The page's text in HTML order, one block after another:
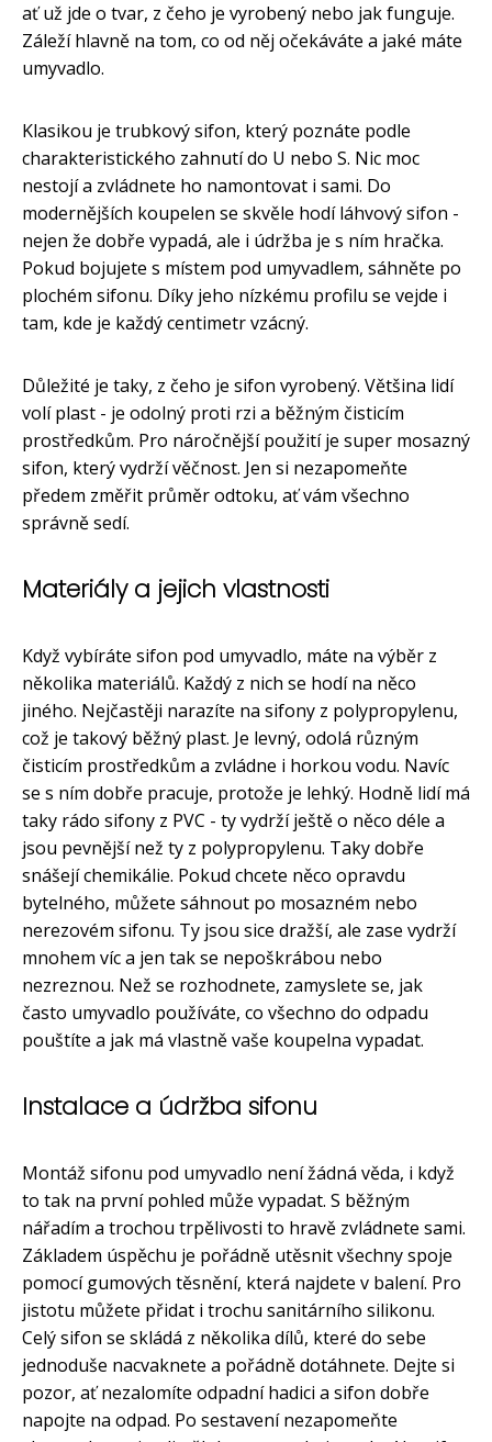
ať už jde o tvar, z čeho je vyrobený nebo jak funguje.
Záleží hlavně na tom, co od něj očekáváte a jaké máte
umyvadlo.
Klasikou je trubkový sifon, který poznáte podle
charakteristického zahnutí do U nebo S. Nic moc
nestojí a zvládnete ho namontovat i sami. Do
modernějších koupelen se skvěle hodí láhvový sifon -
nejen že dobře vypadá, ale i údržba je s ním hračka.
Pokud bojujete s místem pod umyvadlem, sáhněte po
plochém sifonu. Díky jeho nízkému profilu se vejde i
tam, kde je každý centimetr vzácný.
Důležité je taky, z čeho je sifon vyrobený. Většina lidí
volí plast - je odolný proti rzi a běžným čisticím
prostředkům. Pro náročnější použití je super mosazný
sifon, který vydrží věčnost. Jen si nezapomeňte
předem změřit průměr odtoku, ať vám všechno
správně sedí.
Materiály a jejich vlastnosti
Když vybíráte sifon pod umyvadlo, máte na výběr z
několika materiálů. Každý z nich se hodí na něco
jiného. Nejčastěji narazíte na sifony z polypropylenu,
což je takový běžný plast. Je levný, odolá různým
čisticím prostředkům a zvládne i horkou vodu. Navíc
se s ním dobře pracuje, protože je lehký. Hodně lidí má
taky rádo sifony z PVC - ty vydrží ještě o něco déle a
jsou pevnější než ty z polypropylenu. Taky dobře
snášejí chemikálie. Pokud chcete něco opravdu
bytelného, můžete sáhnout po mosazném nebo
nerezovém sifonu. Ty jsou sice dražší, ale zase vydrží
mnohem víc a jen tak se nepoškrábou nebo
nezreznou. Než se rozhodnete, zamyslete se, jak
často umyvadlo používáte, co všechno do odpadu
pouštíte a jak má vlastně vaše koupelna vypadat.
Instalace a údržba sifonu
Montáž sifonu pod umyvadlo není žádná věda, i když
to tak na první pohled může vypadat. S běžným
nářadím a trochou trpělivosti to hravě zvládnete sami.
Základem úspěchu je pořádně utěsnit všechny spoje
pomocí gumových těsnění, která najdete v balení. Pro
jistotu můžete přidat i trochu sanitárního silikonu.
Celý sifon se skládá z několika dílů, které do sebe
jednoduše nacvaknete a pořádně dotáhnete. Dejte si
pozor, ať nezalomíte odpadní hadici a sifon dobře
napojte na odpad. Po sestavení nezapomeňte